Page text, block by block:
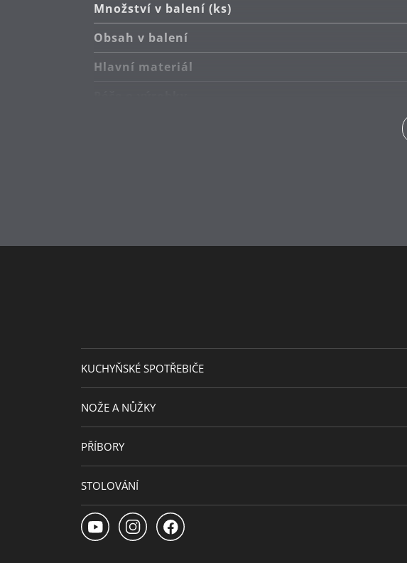
Množství v balení (ks)
Obsah v balení
Hlavní materiál
KUCHYŇSKÉ SPOTŘEBIČE
NOŽE A NŮŽKY
PŘÍBORY
STOLOVÁNÍ